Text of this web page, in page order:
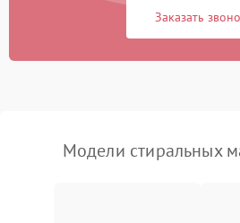
Заказать
Модели стиральных